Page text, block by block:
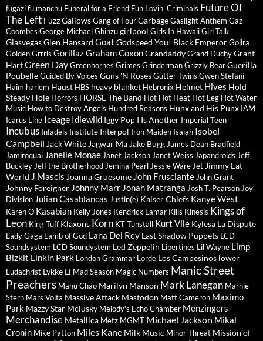
fugazifu manchu Funeral for a Friend Fun Lovin' Criminals Future Of
The Left FuzzGallowsGang of FourGarbageGaslight Anthem Gaz
Coombes George MichaelGhinzugirlpool Girls In HawaiiGirl Talk
GlasvegasGlen Hansard Goat Godspeed You! Black EmperorGojira
Golden Grrrls GorillazGraham CoxonGrandaddyGrand DuchyGrant
HartGreen DayGreenhornes Grimes GrindermanGrizzly BearGuerilla
PoubelleGuided By Voices Guns 'N RosesGutter Twins Gwen Stefani
Haim harlem Haust HBS heavy blanket Hebronix Helmet Hives Hold
Steady Hole Horrors HORSE The Band Hot Hot Heat Hot Leg Hot Water
Music How to Destroy Angels Hundred Reasons Hunx and His Punx IAM
Icarus Line Iceage Idlewild Iggy Pop I Is Another Imperial Teen
Incubus Infadels Institute Interpol Iron Maiden Isaïah Isobel
Campbell Jack White Jagwar Ma Jake Bugg James Dean Bradfield
Jamiroquai Janelle Monae Janet Jackson Janet Weiss Japandroids Jeff
Buckley Jeff the Brotherhood Jemina Pearl Jessie Ware Jet Jimmy Eat
World J Mascis Joanna Gruesome John Frusciante John Grant
Johnny Foreigner Johnny Marr Jonah Matranga Josh T. Pearson Joy
Division Julian Casablancas Justin(e) Kaiser Chiefs Kanye West
Karen O Kasabian Kelly Jones Kendrick Lamar Kills Kinesis Kings of
Leon King Tuff Klaxons Korn KT Tunstall Kurt Vile Kylesa La Dispute
Lady Gaga Lamb of God Lana Del Rey Last Shadow Puppets LCD
Soundsystem LCD Soundystem Led Zeppelin Libertines Lil Wayne Limp
Bizkit Linkin Park London Grammar Lorde Los Campesinos lower
Ludachrist Lykke Li Mad Season Magic Numbers Manic Street
Preachers Manu Chao Marilyn Manson Mark Lanegan Marnie
Stern Mars Volta Massive Attack Mastodon Matt Cameron Maximo
Park Mazzy Star Mclusky Melody's Echo Chamber Menzingers
Merchandise Metallica Metz MGMT Michael Jackson Mikal
Cronin Mike Patton Miles Kane Milk Music Minor Threat Mission of